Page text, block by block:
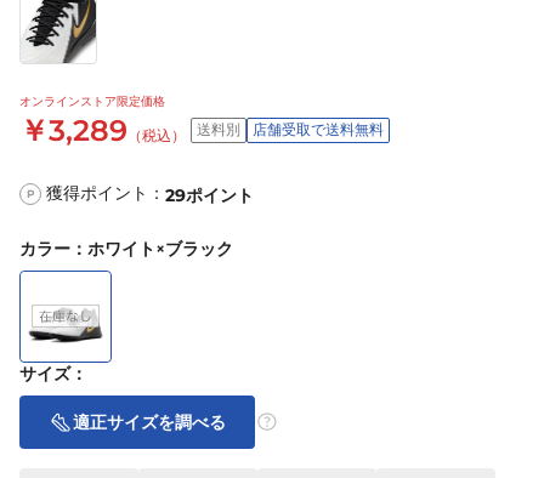
オンラインストア限定価格
￥3,289 （税込） 送料別 店舗受取で送料無料
P 獲得ポイント： 29ポイント
カラー ： ホワイト×ブラック
サイズ：
適正サイズを調べる